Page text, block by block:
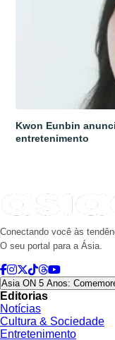
Kwon Eunbin
entretenimento
Conectando você às
O seu portal para a Ásia.
Asia ON 5 Anos:
Editorias
Notícias
Cultura & Sociedade
Entretenimento